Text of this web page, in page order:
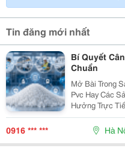
Tin đăng mới nhất
Bí Quyết
Chuẩn
Mở Bài Trong Sản Xuất Ống Nhựa, Thanh Profile, Tấm
Pvc Hay Các
Hưởng Trực
Lượng Thành
Phù Hợp,
0916 *** *** Hà